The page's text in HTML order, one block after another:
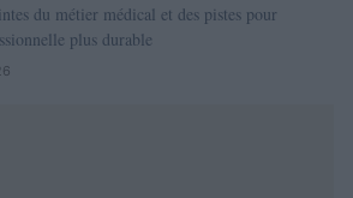
du métier médical et des pistes pour
plus durable